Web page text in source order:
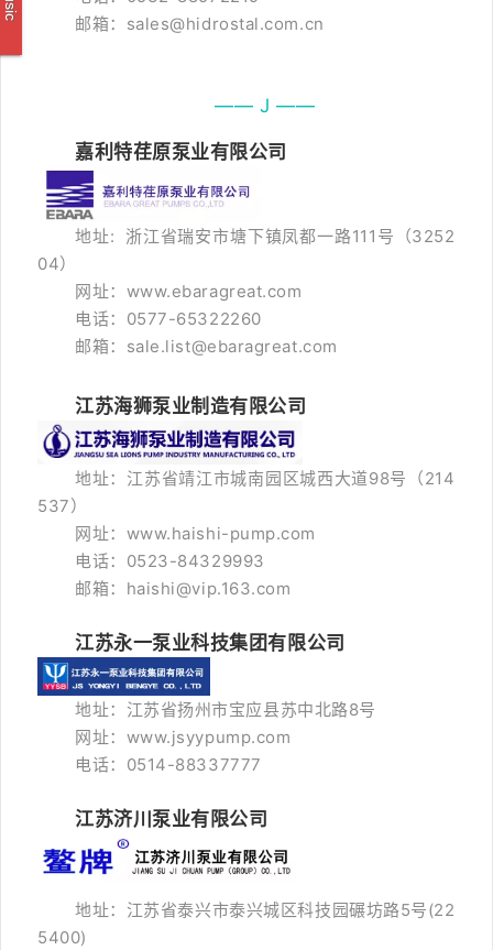
邮箱：sales@hidrostal.com.cn
—— J ——
嘉利特荏原泵业有限公司
地址: 浙江省瑞安市塘下镇凤都一路111号（3252
04）
网址：www.ebaragreat.com
电话：0577-65322260
邮箱：sale.list@ebaragreat.com
江苏海狮泵业制造有限公司
地址： 江苏省靖江市城南园区城西大道98号（214
537）
网址：www.haishi-pump.com
电话：0523-84329993
邮箱：haishi@vip.163.com
江苏永一泵业科技集团有限公司
地址：江苏省扬州市宝应县苏中北路8号
网址：www.jsyypump.com
电话：0514-88337777
江苏济川泵业有限公司
地址：江苏省泰兴市泰兴城区科技园碾坊路5号(22
5400)